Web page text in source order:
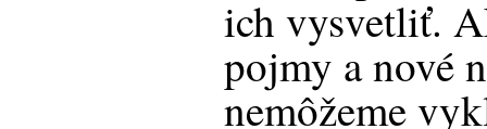
ich vysvetliť.
pojmy a nové
nemôžeme